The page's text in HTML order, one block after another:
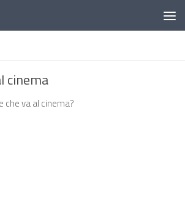
cinema
che va al cinema?